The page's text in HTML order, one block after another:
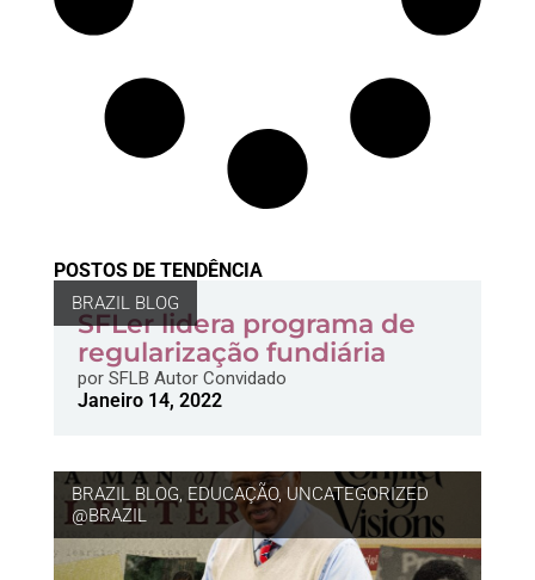
POSTOS DE TENDÊNCIA
BRAZIL BLOG
SFLer lidera programa de
regularização fundiária
porSFLB Autor Convidado
Janeiro 14, 2022
BRAZIL BLOG, EDUCAÇÃO, UNCATEGORIZED
@BRAZIL